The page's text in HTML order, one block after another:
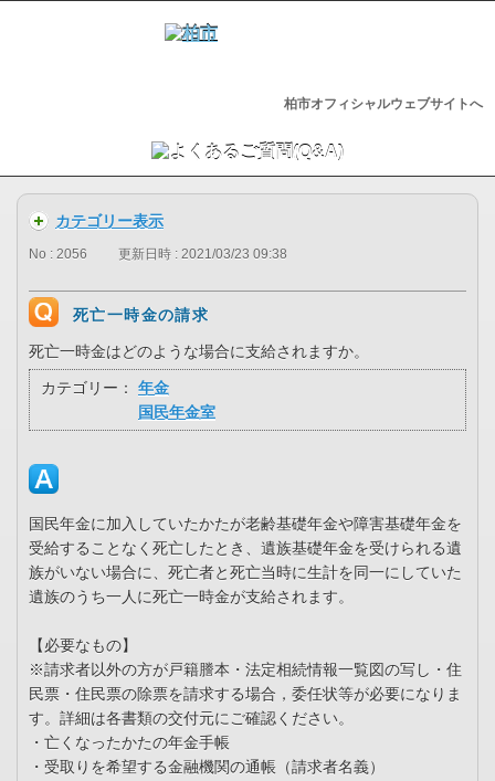
柏市オフィシャルウェブサイトへ
カテゴリー表示
No : 2056 更新日時 : 2021/03/23 09:38
死亡一時金の請求
死亡一時金はどのような場合に支給されますか。
カテゴリー：
年金
国民年金室
国民年金に加入していたかたが老齢基礎年金や障害基礎年金を
受給することなく死亡したとき、遺族基礎年金を受けられる遺
族がいない場合に、死亡者と死亡当時に生計を同一にしていた
遺族のうち一人に死亡一時金が支給されます。
【必要なもの】
※請求者以外の方が戸籍謄本・法定相続情報一覧図の写し・住
民票・住民票の除票を請求する場合，委任状等が必要になりま
す。詳細は各書類の交付元にご確認ください。
・亡くなったかたの年金手帳
・受取りを希望する金融機関の通帳（請求者名義）